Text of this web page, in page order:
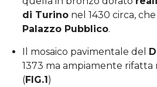
di Turino nel 1430 circa,
Palazzo Pubblico.
Il mosaico pavimentale del
1373 ma ampiamente rifatta
(FIG.1)